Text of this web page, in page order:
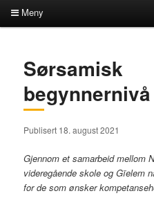
Meny
direkte
til
hovedinnholdet
direkte
til
sekundærinnholdet
Sørsamisk
Publisert 18. august 2021
Gjennom et samarbeid mellom
videregående skole ogGïelem
for de som ønsker